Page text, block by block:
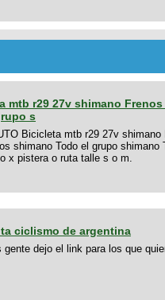
mtb r29 27v shimano
s
Bicicleta mtb r29 27v shimano
shimano Todo el grupo shimano
x pistera o ruta talle s o m.
ciclismo de argentina
gente dejo el link para los que